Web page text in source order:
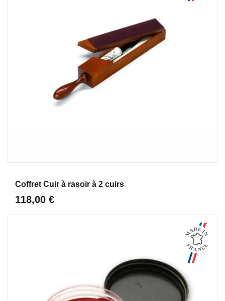
Coffret Cuir à rasoir à 2 cuirs
118,00 €